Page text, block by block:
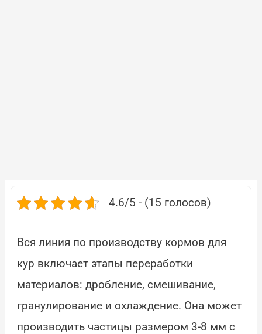
4.6/5 - (15 голосов)
Вся линия по производству кормов для
кур включает этапы переработки
материалов: дробление, смешивание,
гранулирование и охлаждение. Она может
производить частицы размером 3-8 мм с